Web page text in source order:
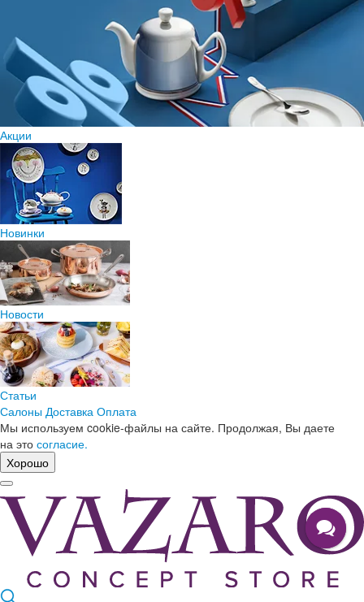
Акции
Новинки
Новости
Статьи
Салоны Доставка Оплата
Мы используем cookie-файлы на сайте. Продолжая, Вы даете
на это согласие.
Хорошо